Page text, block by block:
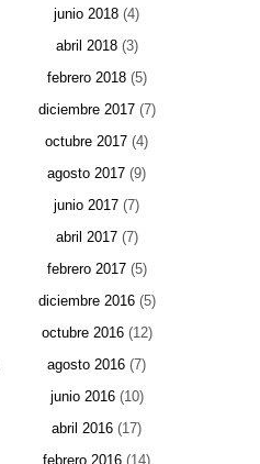
junio 2018 (4)
abril 2018(3)
febrero 2018(5)
diciembre 2017(7)
octubre 2017 (4)
agosto 2017 (9)
junio 2017 (7)
abril 2017(7)
febrero 2017(5)
diciembre 2016(5)
octubre 2016(12)
agosto 2016 (7)
junio 2016(10)
abril 2016 (17)
febrero 2016 (14)